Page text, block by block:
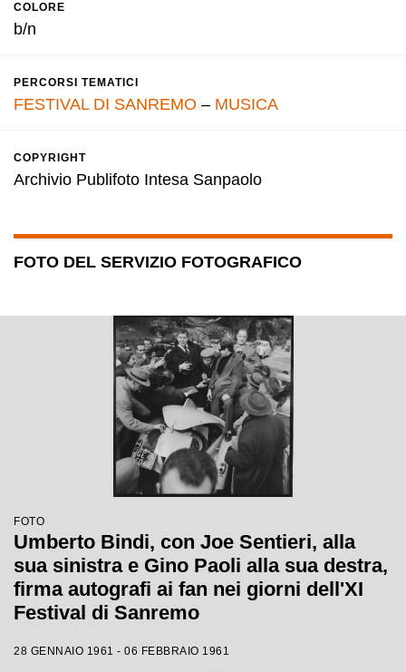
COLORE
b/n
PERCORSI TEMATICI
FESTIVAL DI SANREMO – MUSICA
COPYRIGHT
Archivio Publifoto Intesa Sanpaolo
FOTO DEL SERVIZIO FOTOGRAFICO
FOTO
Umberto Bindi, con Joe Sentieri, alla
sua sinistra e Gino Paoli alla sua destra,
firma autografi ai fan nei giorni dell'XI
Festival di Sanremo
28 GENNAIO 1961 - 06 FEBBRAIO 1961